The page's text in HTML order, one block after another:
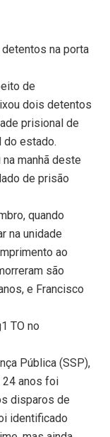
na porta
de
dois detentos
prisional de
do estado.
manhã deste
de prisão
quando
na unidade
ao
são
e Francisco
TO no
Pública (SSP),
24 anos foi
disparos de
identificado